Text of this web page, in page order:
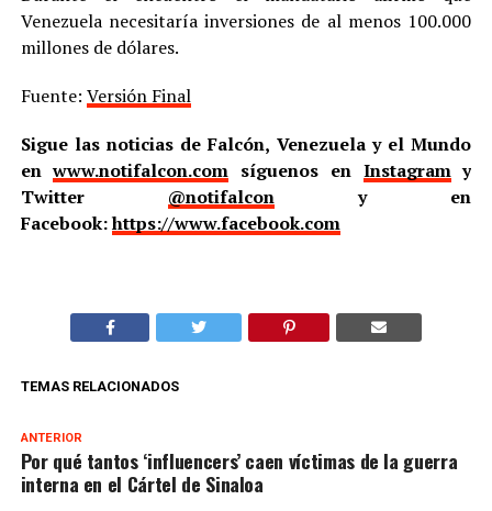
Venezuela necesitaría inversiones de al menos 100.000
millones de dólares.
Fuente: Versión Final
Sigue las noticias de Falcón, Venezuela y el Mundo
enwww.notifalcon.com síguenos en Instagramy
Twitter @notifalcony en
Facebook:https://www.facebook.com
TEMAS RELACIONADOS
ANTERIOR
Por qué tantos ‘influencers’ caen víctimas de la guerra
interna en el Cártel de Sinaloa